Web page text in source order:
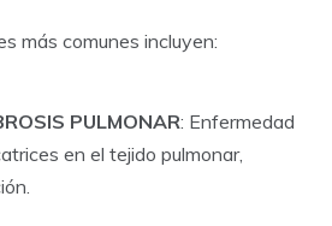
más comunes incluyen:
PULMONAR: Enfermedad
en el tejido pulmonar,